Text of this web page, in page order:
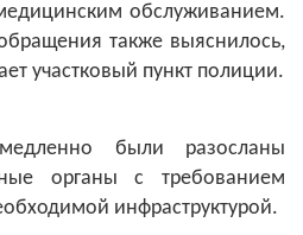
обслуживанием.
также выяснилось,
участковый пункт полиции.
были разосланы
органы с требованием
инфраструктурой.